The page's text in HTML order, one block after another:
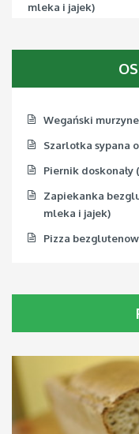
mleka i jajek)
Wegański
Szarlotka sypana
Piernik
Zapiekanka
mleka i jajek)
Pizza